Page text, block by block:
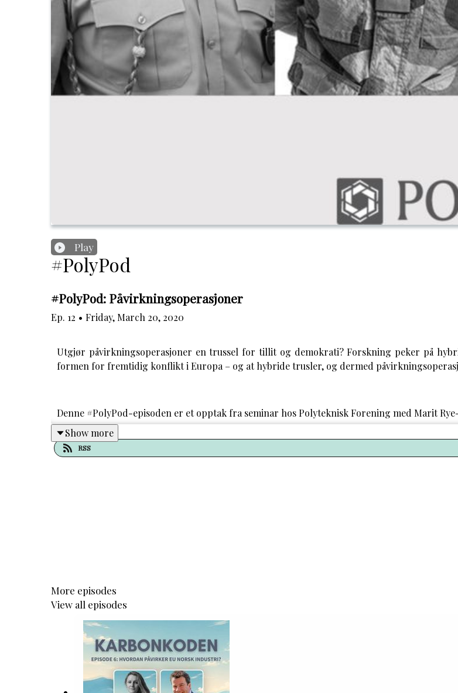
Play
#PolyPod
#PolyPod: Påvirkningsoperasjoner
Ep. 12 • Friday, March 20, 2020
Utgjør påvirkningsoperasjoner en trussel for tillit og demokrati? Forskning peker på
formen for fremtidig konflikt i Europa – og at hybride trusler, og dermed
Denne #PolyPod-episoden er et opptak fra seminar hos Polyteknisk Forening med Marit
Show more
RSS
More episodes
View all episodes